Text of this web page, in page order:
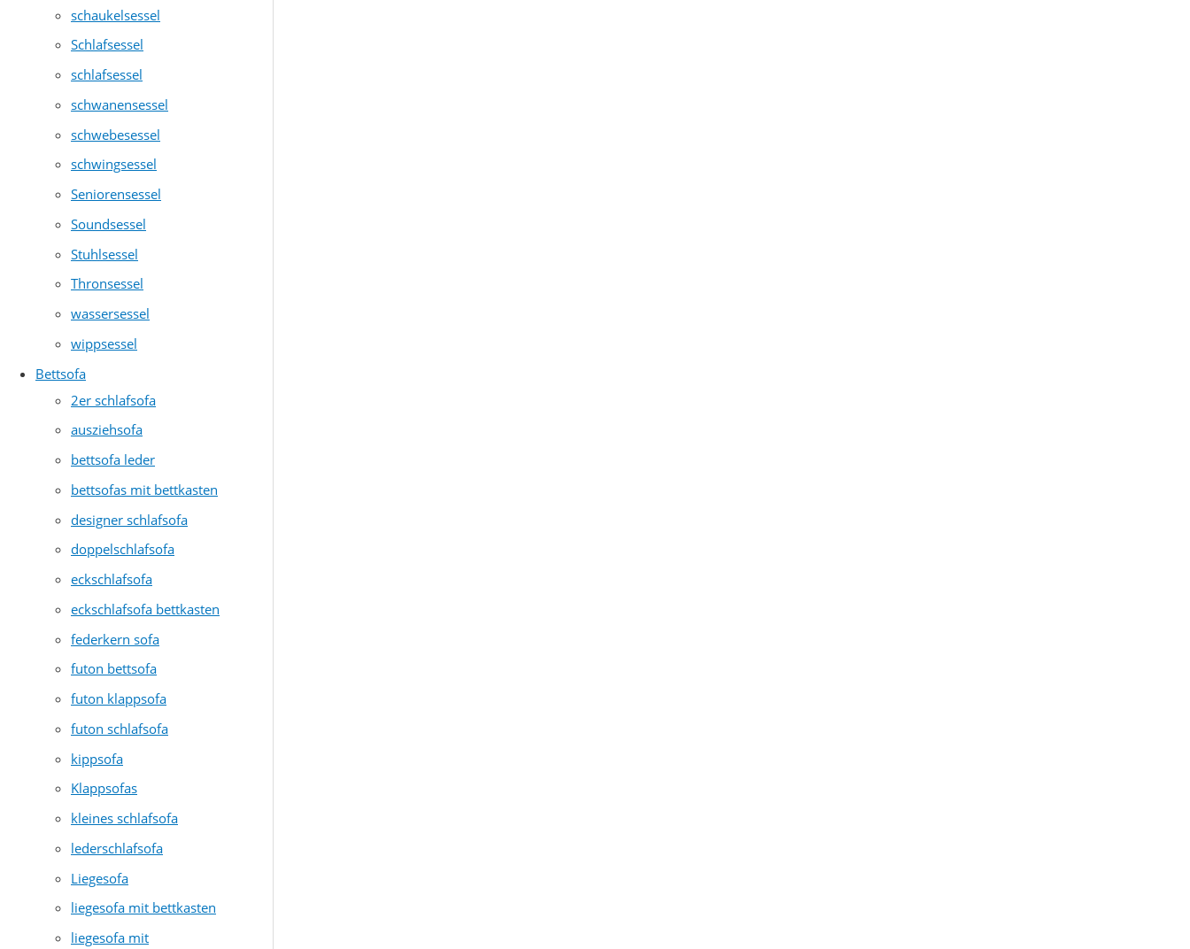
schaukelsessel
Schlafsessel
schlafsessel
schwanensessel
schwebesessel
schwingsessel
Seniorensessel
Soundsessel
Stuhlsessel
Thronsessel
wassersessel
wippsessel
Bettsofa
2er schlafsofa
ausziehsofa
bettsofa leder
bettsofas mit bettkasten
designer schlafsofa
doppelschlafsofa
eckschlafsofa
eckschlafsofa bettkasten
federkern sofa
futon bettsofa
futon klappsofa
futon schlafsofa
kippsofa
Klappsofas
kleines schlafsofa
lederschlafsofa
Liegesofa
liegesofa mit bettkasten
liegesofa mit